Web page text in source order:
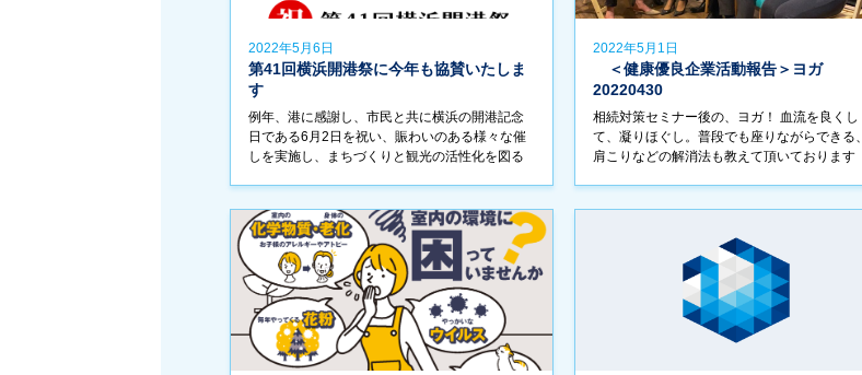
2022年5月6日
第41回横浜開港祭に今年も協賛いたしま
す
例年、港に感謝し、市民と共に横浜の開港記念
日である6月2日を祝い、賑わいのある様々な催
しを実施し、まちづくりと観光の活性化を図る
2022年5月1日
＜健康優良企業活動報告＞ヨガ
20220430
相続対策セミナー後の、ヨガ！ 血流を良くし
て、凝りほぐし。普段でも座りながらできる、
肩こりなどの解消法も教えて頂いております